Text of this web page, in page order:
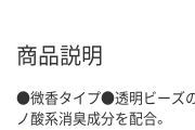
商品説明
●微香タイプ●透明ビーズ
ノ酸系消臭成分を配合。